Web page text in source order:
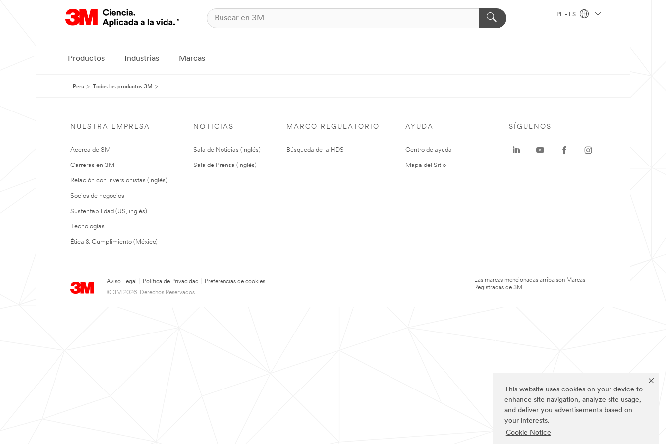
This website uses cookies on your device to
enhance site navigation, analyze site usage,
and deliver you advertisements based on
your interests.
Cookie Notice
PE - ES
Productos Industrias Marcas
Peru Todos los productos 3M
NUESTRA EMPRESA
Acerca de 3M
Carreras en 3M
Relación con inversionistas (inglés)
Socios de negocios
Sustentabilidad (US, inglés)
Tecnologías
Ética & Cumplimiento (México)
NOTICIAS
Sala de Noticias (inglés)
Sala de Prensa (inglés)
MARCO REGULATORIO
Búsqueda de la HDS
AYUDA
Centro de ayuda
Mapa del Sitio
Aviso Legal Política de Privacidad
Preferencias de cookies
© 3M 2026. Derechos Reservados.
SÍGUENOS
Las marcas mencionadas arriba son Marcas
Registradas de 3M.